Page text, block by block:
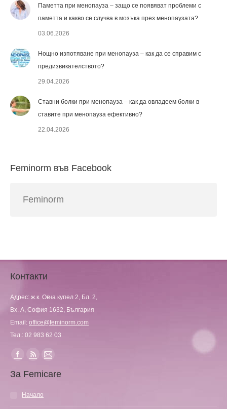
Паметта при менопауза – защо се появяват проблеми с
паметта и какво се случва в мозъка през менопаузата?
03.06.2026
Нощно изпотяване при менопауза – как да се справим с
предизвикателството?
29.04.2026
Ставни болки при менопауза – как да овладеем болки в
ставите при менопауза ефективно?
22.04.2026
Feminorm във Facebook
Feminorm
Контакти
Адрес: ж.к. Овча купел 2, Бл. 2,
Вх. А, София 1632, България
Email: office@feminorm.com
Тел.: 02 983 62 03
Find us on:
Facebook
page
in
Rss
page
in
Mail
page
За Femicare
Начало